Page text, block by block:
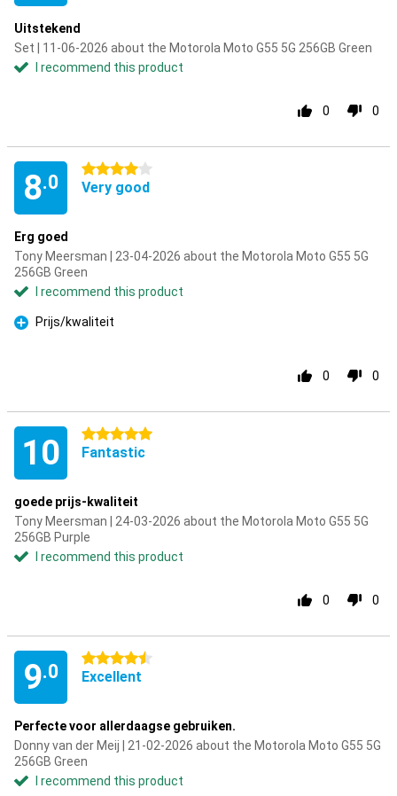
Uitstekend
Set | 11-06-2026 about the Motorola Moto G55 5G 256GB Green
I recommend this product
0 0
8.0
4 stars
Very good
Erg goed
Tony Meersman | 23-04-2026 about the Motorola Moto G55 5G
256GB Green
I recommend this product
Pro
Prijs/kwaliteit
0 0
10 5 stars
Fantastic
goede prijs-kwaliteit
Tony Meersman | 24-03-2026 about the Motorola Moto G55 5G
256GB Purple
I recommend this product
0 0
9.0
4.5 stars
Excellent
Perfecte voor allerdaagse gebruiken.
Donny van der Meij | 21-02-2026 about the Motorola Moto G55 5G
256GB Green
I recommend this product